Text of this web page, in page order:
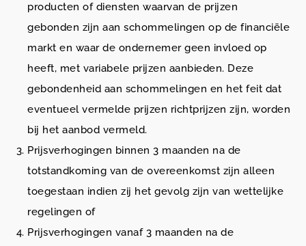
producten of diensten waarvan de prijzen
gebonden zijn aan schommelingen op de financiële
markt en waar de ondernemer geen invloed op
heeft, met variabele prijzen aanbieden. Deze
gebondenheid aan schommelingen en het feit dat
eventueel vermelde prijzen richtprijzen zijn, worden
bij het aanbod vermeld.
Prijsverhogingen binnen 3 maanden na de
totstandkoming van de overeenkomst zijn alleen
toegestaan indien zij het gevolg zijn van wettelijke
regelingen of
Prijsverhogingen vanaf 3 maanden na de